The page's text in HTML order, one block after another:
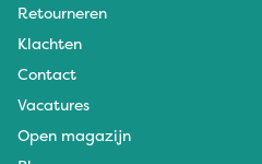
Retourneren
Klachten
Contact
Vacatures
Open magazijn